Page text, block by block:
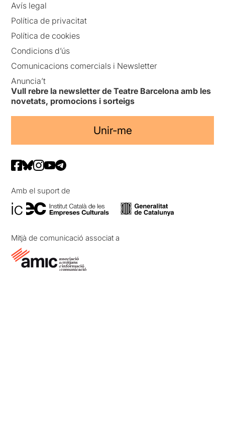
Avís legal
Política de privacitat
Política de cookies
Condicions d’ús
Comunicacions comercials i Newsletter
Anuncia’t
Vull rebre la newsletter de Teatre Barcelona amb les
novetats, promocions i sorteigs
Unir-me
Amb el suport de
Mitjà de comunicació associat a